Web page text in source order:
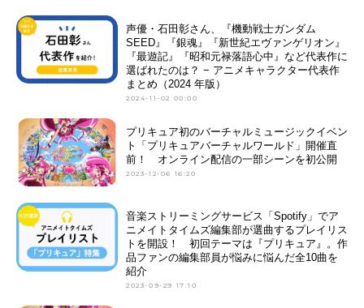
声優・石田彰さん、『機動戦士ガンダム
SEED』『銀魂』『新世紀エヴァンゲリオン』
『最遊記』『昭和元禄落語心中』など代表作に
選ばれたのは？ − アニメキャラクター代表作
まとめ（2024 年版）
2024-11-02 00:00
プリキュア初のバーチャルミュージックイベン
ト「プリキュアバーチャルワールド」開催直
前！ オンライン配信の一部シーンを初公開
2023-12-06 16:20
音楽ストリーミングサービス「Spotify」でア
ニメイトタイムズ編集部が選曲するプレイリス
トを開設！ 初回テーマは『プリキュア』。作
品ファンの編集部員が悩みに悩んだ全10曲を
紹介
2023-09-29 17:10